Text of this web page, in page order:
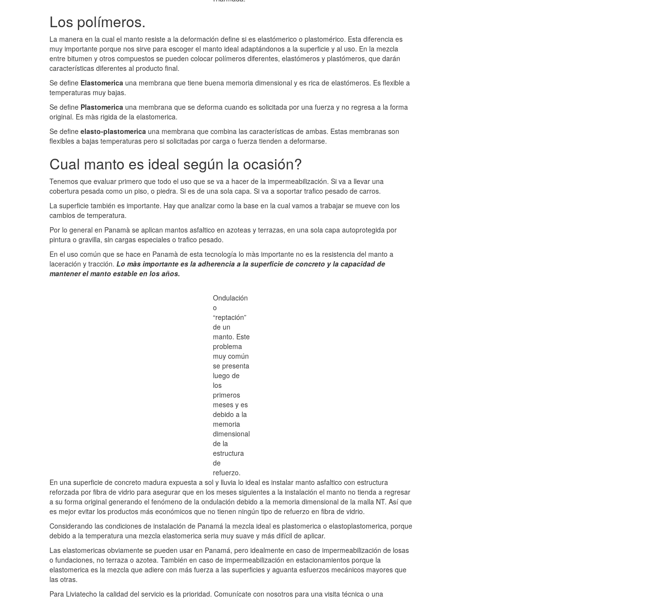
Los polímeros.
La manera en la cual el manto resiste a la deformación define si es elastómerico o plastomérico. Esta diferencia es
muy importante porque nos sirve para escoger el manto ideal adaptándonos a la superficie y al uso. En la mezcla
entre bitumen y otros compuestos se pueden colocar polímeros diferentes, elastómeros y plastómeros, que darán
características diferentes al producto final.
Se define Elastomerica una membrana que tiene buena memoria dimensional y es rica de elastómeros. Es flexible a
temperaturas muy bajas.
Se define Plastomerica una membrana que se deforma cuando es solicitada por una fuerza y no regresa a la forma
original. Es màs rigida de la elastomerica.
Se define elasto-plastomerica una membrana que combina las características de ambas. Estas membranas son
flexibles a bajas temperaturas pero si solicitadas por carga o fuerza tienden a deformarse.
Cual manto es ideal según la ocasión?
Tenemos que evaluar primero que todo el uso que se va a hacer de la impermeabilización. Si va a llevar una
cobertura pesada como un piso, o piedra. Si es de una sola capa. Si va a soportar trafico pesado de carros.
La superficie también es importante. Hay que analizar como la base en la cual vamos a trabajar se mueve con los
cambios de temperatura.
Por lo general en Panamà se aplican mantos asfaltico en azoteas y terrazas, en una sola capa autoprotegida por
pintura o gravilla, sin cargas especiales o trafico pesado.
En el uso común que se hace en Panamà de esta tecnología lo màs importante no es la resistencia del manto a
laceración y tracción. Lo màs importante es la adherencia a la superficie de concreto y la capacidad de
mantener el manto estable en los años.
Ondulación
o
“reptación”
de un
manto. Este
problema
muy común
se presenta
luego de
los
primeros
meses y es
debido a la
memoria
dimensional
de la
estructura
de
refuerzo.
En una superficie de concreto madura expuesta a sol y lluvia lo ideal es instalar manto asfaltico con estructura
reforzada por fibra de vidrio para asegurar que en los meses siguientes a la instalación el manto no tienda a regresar
a su forma original generando el fenómeno de la ondulación debido a la memoria dimensional de la malla NT. Así que
es mejor evitar los productos más económicos que no tienen ningún tipo de refuerzo en fibra de vidrio.
Considerando las condiciones de instalación de Panamá la mezcla ideal es plastomerica o elastoplastomerica, porque
debido a la temperatura una mezcla elastomerica seria muy suave y más difícil de aplicar.
Las elastomericas obviamente se pueden usar en Panamá, pero idealmente en caso de impermeabilización de losas
o fundaciones, no terraza o azotea. También en caso de impermeabilización en estacionamientos porque la
elastomerica es la mezcla que adiere con más fuerza a las superficies y aguanta esfuerzos mecánicos mayores que
las otras.
Para Liviatecho la calidad del servicio es la prioridad. Comunícate con nosotros para una visita técnica o una